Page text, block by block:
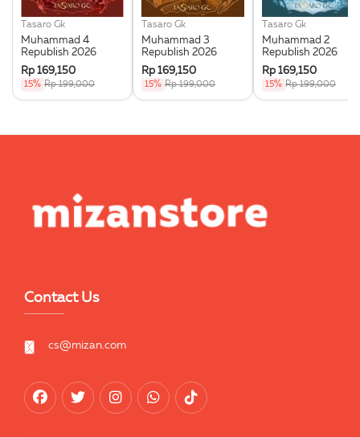
Tasaro Gk
Muhammad 4
Republish 2026
Rp 169,150
15% Rp 199,000
Tasaro Gk
Muhammad 3
Republish 2026
Rp 169,150
15% Rp 199,000
Tasaro Gk
Muhammad 2
Republish 2026
Rp 169,150
15% Rp 199,000
Contact Us
cs@mizan.com